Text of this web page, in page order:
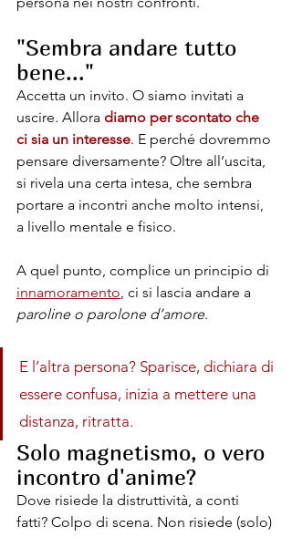
"Sembra andare tutto
bene..."
Accetta un invito. O siamo invitati a
uscire. Allora diamo per scontato che
ci sia un interesse. E perché dovremmo
pensare diversamente? Oltre all’uscita,
si rivela una certa intesa, che sembra
portare a incontri anche molto intensi,
a livello mentale e fisico.
A quel punto, complice un principio di
innamoramento, ci si lascia andare a
paroline o parolone d’amore.
E l’altra persona? Sparisce, dichiara di
essere confusa, inizia a mettere una
distanza, ritratta.
Solo magnetismo, o vero
incontro d'anime?
Dove risiede la distruttività, a conti
fatti? Colpo di scena. Non risiede (solo)